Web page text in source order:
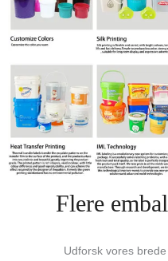
Flere
Udforsk vores